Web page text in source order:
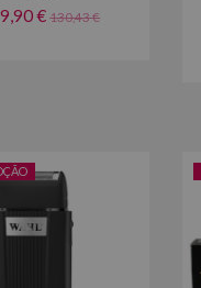
€130,43 €